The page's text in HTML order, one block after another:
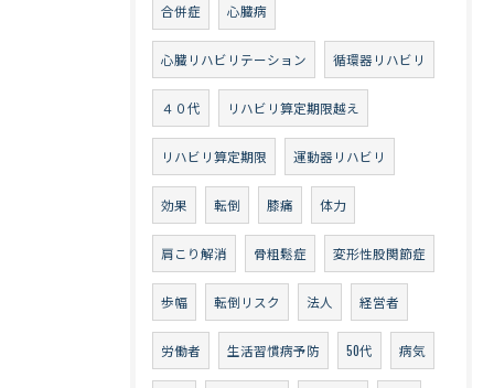
合併症 心臓病
心臓リハビリテーション 循環器リハビリ
４０代 リハビリ算定期限越え
リハビリ算定期限 運動器リハビリ
効果 転倒 膝痛 体力
肩こり解消 骨粗鬆症 変形性股関節症
歩幅 転倒リスク 法人 経営者
労働者 生活習慣病予防 50代 病気